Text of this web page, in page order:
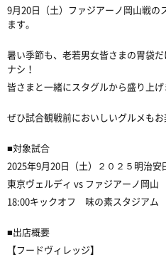
9月20日（土）ファジアーノ岡山戦の
ます。
暑い季節も、老若男女皆さまの胃袋
ナシ！
皆さまと一緒にスタグルから盛り上げ
ぜひ試合観戦前においしいグルメもお
■対象試合
2025年9月20日（土）２０２５明治
東京ヴェルディ vs ファジアーノ岡山
18:00キックオフ 味の素スタジアム
■出店概要
【フードヴィレッジ】